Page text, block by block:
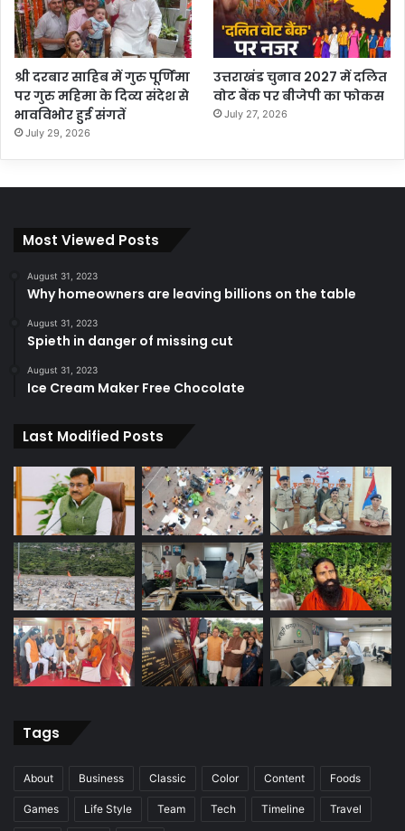
श्री दरबार साहिब में गुरु पूर्णिमा
पर गुरु महिमा के दिव्य संदेश से
भावविभोर हुई संगतें
July 29, 2026
उत्तराखंड चुनाव 2027 में दलित
वोट बैंक पर बीजेपी का फोकस
July 27, 2026
Most Viewed Posts
August 31, 2023
Why homeowners are leaving billions on the table
August 31, 2023
Spieth in danger of missing cut
August 31, 2023
Ice Cream Maker Free Chocolate
Last Modified Posts
Tags
About Business Classic Color Content Foods
Games Life Style Team Tech Timeline Travel